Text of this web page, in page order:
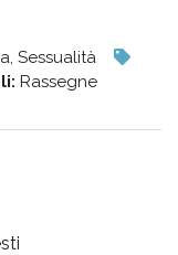
Sessualità
Rassegne